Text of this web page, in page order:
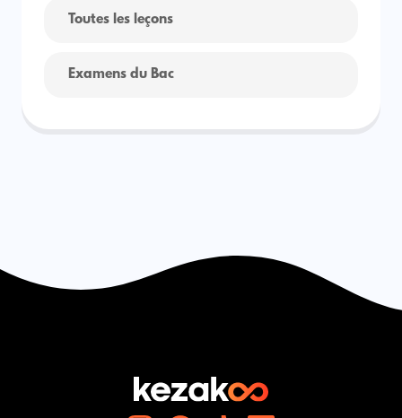
Toutes les leçons
Examens du Bac